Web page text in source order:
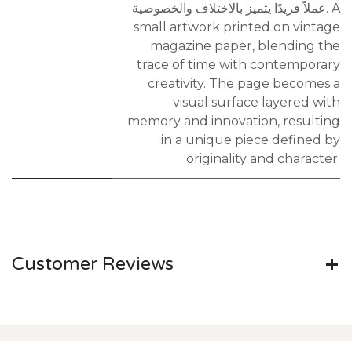
عملاً فريدًا يتميز بالاختلاف والخصوصية. A
small artwork printed on vintage
magazine paper, blending the
trace of time with contemporary
creativity. The page becomes a
visual surface layered with
memory and innovation, resulting
in a unique piece defined by
originality and character.
Customer Reviews